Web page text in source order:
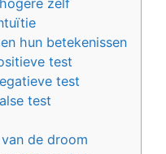
hun betekenissen
test
test
test
de droom